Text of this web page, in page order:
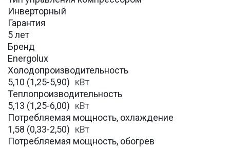
Инверторный
Гарантия
5 лет
Бренд
Energolux
Холодопроизводительность
5,10 (1,25-5,90) кВт
Теплопроизводительность
5,13 (1,25-6,00) кВт
Потребляемая мощность, охлаждение
1,58 (0,33-2,50) кВт
Потребляемая мощность, обогрев